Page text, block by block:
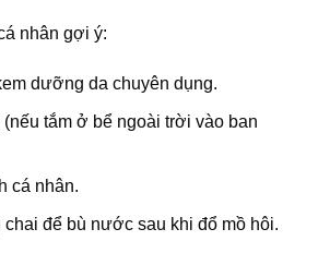
nhân gợi ý:
dưỡng da chuyên dụng.
(nếu tắm ở bể ngoài trời vào ban
cá nhân.
để bù nước sau khi đổ mồ hôi.